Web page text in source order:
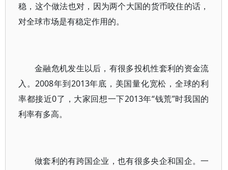
稳，这个做法也对，因为两个大国的货币咬住的话，
对全球市场是有稳定作用的。
金融危机发生以后，有很多投机性套利的资金流
入。2008年到2013年底，美国量化宽松，全球的利
率都接近0了，大家回想一下2013年“钱荒”时我国的
利率有多高。
做套利的有跨国企业，也有很多央企和国企。一